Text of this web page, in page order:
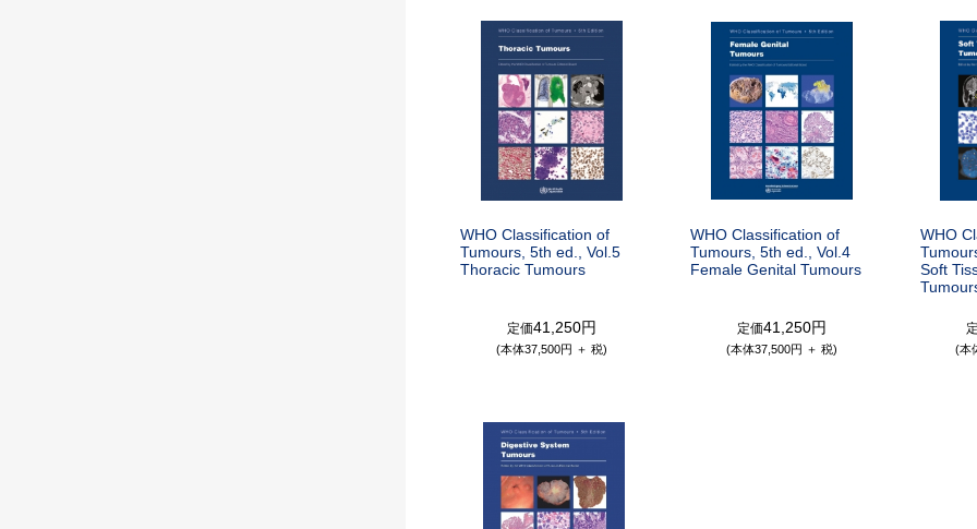
WHO Classification of
Tumours, 5th ed., Vol.5
Thoracic Tumours
定価41,250円
(本体37,500円 ＋ 税)
WHO Classification of
Tumours, 5th ed., Vol.4
Female Genital Tumours
定価41,250円
(本体37,500円 ＋ 税)
WHO
Soft
(本